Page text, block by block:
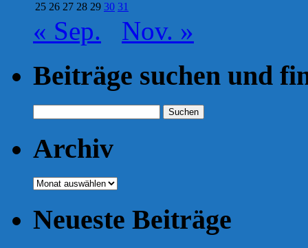
25 26 27 28 29 30 31
« Sep. Nov. »
Beiträge suchen und
nach:
Archiv
Archiv
Neueste Beiträge